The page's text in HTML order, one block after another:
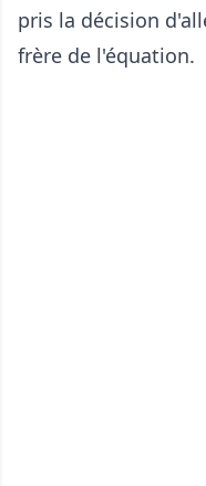
pris la décision
frère de l'équation.